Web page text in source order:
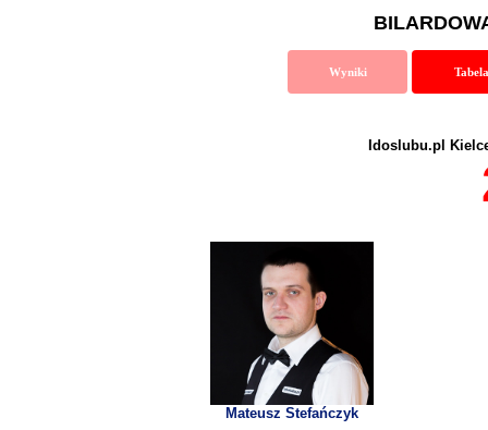
Wyniki Tabela
Idoslubu.pl
Mateusz Stefańczyk